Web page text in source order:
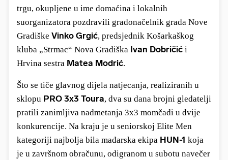
trgu, okupljene u ime domaćina i lokalnih
suorganizatora pozdravili gradonačelnik grada Nove
Gradiške Vinko Grgić, predsjednik Košarkaškog
kluba „Strmac“ Nova Gradiška Ivan Dobričić i
Hrvina sestra Matea Modrić.
Što se tiče glavnog dijela natjecanja, realiziranih u
sklopu PRO 3x3 Toura, dva su dana brojni gledatelji
pratili zanimljiva nadmetanja 3x3 momčadi u dvije
konkurencije. Na kraju je u seniorskoj Elite Men
kategoriji najbolja bila mađarska ekipa HUN-1 koja
je u završnom obračunu, odigranom u subotu navečer